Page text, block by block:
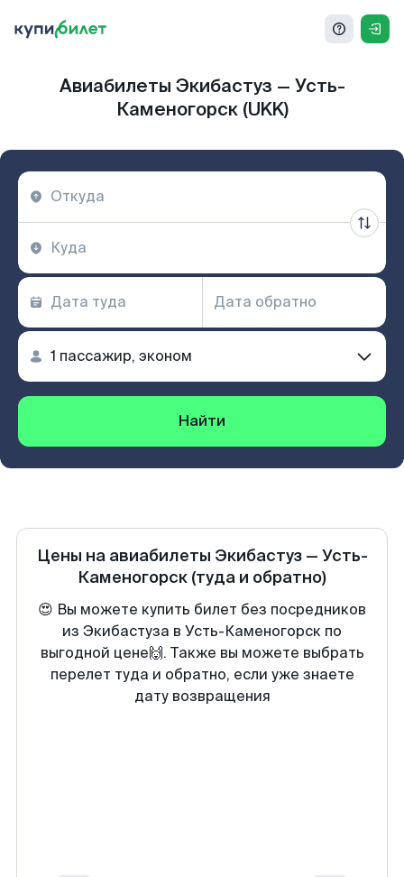
Авиабилеты Экибастуз — Усть-
Каменогорск (UKK)
Найти
Цены на авиабилеты Экибастуз— Усть-
Каменогорск (туда и обратно)
😍 Вы можете купить билет без посредников
из Экибастуза в Усть-Каменогорск по
выгодной цене🙌. Также вы можете выбрать
перелет туда и обратно, если уже знаете
дату возвращения